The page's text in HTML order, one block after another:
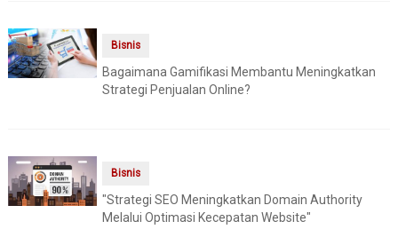
Bisnis
Bagaimana Gamifikasi Membantu Meningkatkan
Strategi Penjualan Online?
Bisnis
"Strategi SEO Meningkatkan Domain Authority
Melalui Optimasi Kecepatan Website"